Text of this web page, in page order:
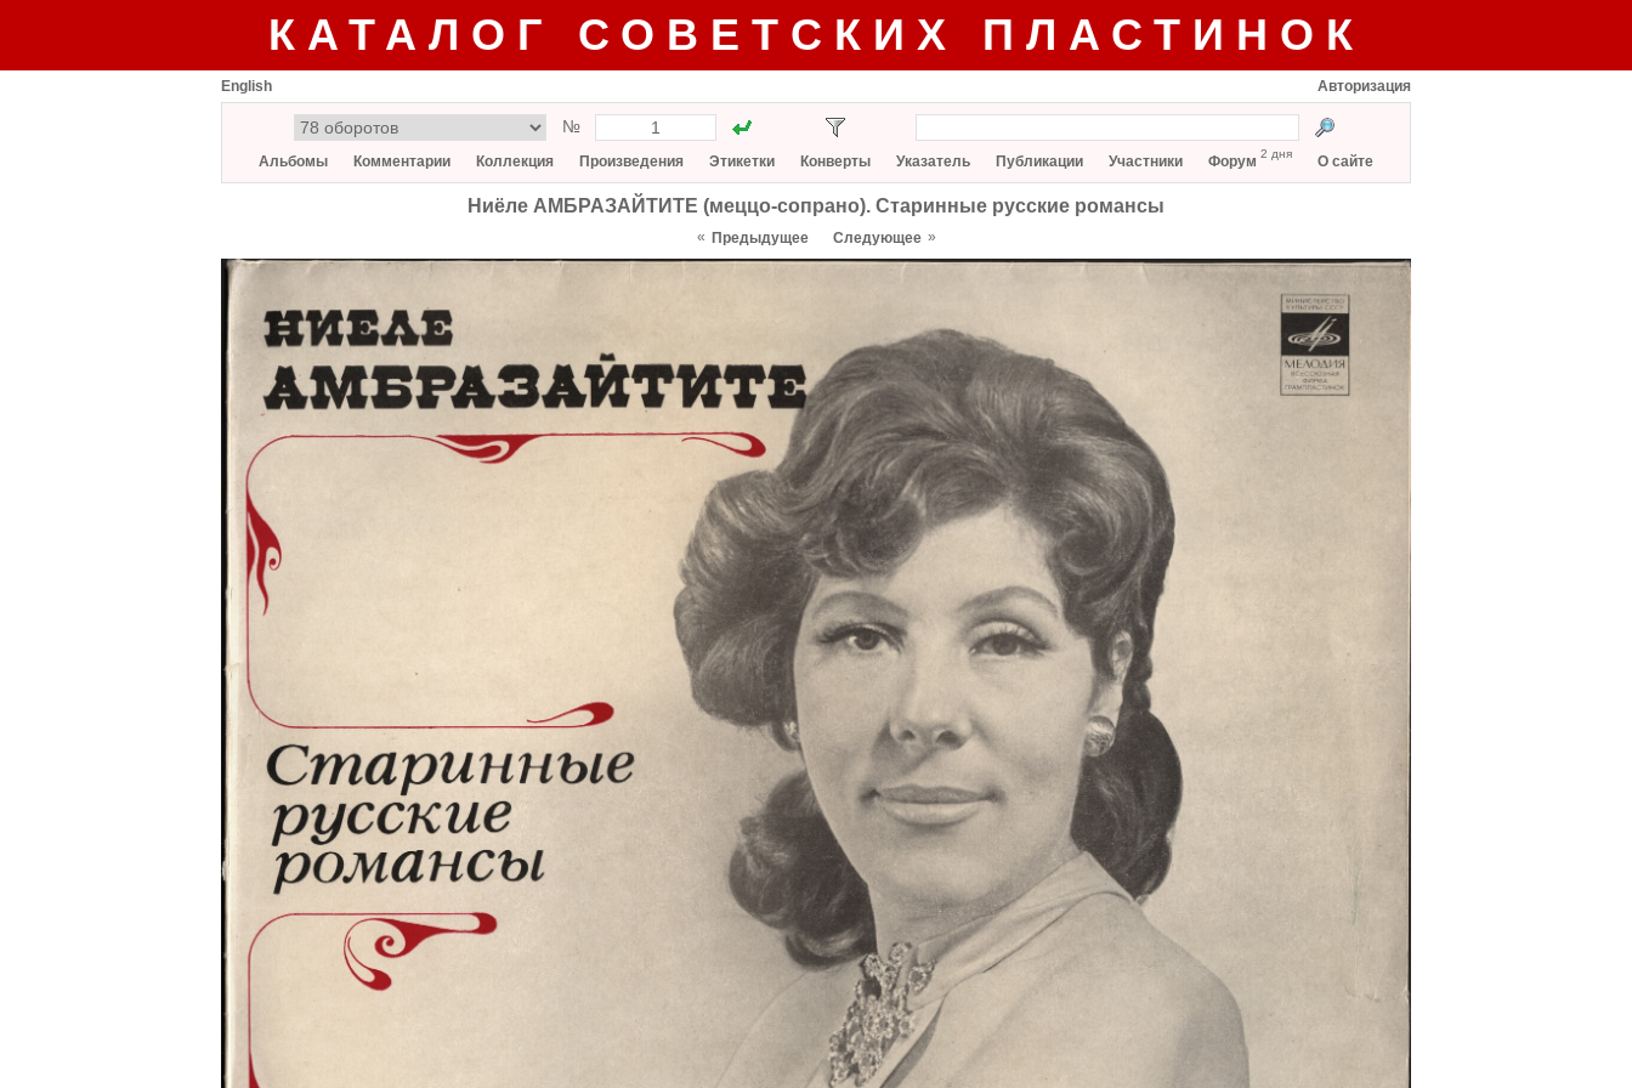
КАТАЛОГ СОВЕТСКИХ ПЛАСТИНОК
English Авторизация
№
Альбомы Комментарии Коллекция Произведения Этикетки Конверты Указатель Публикации Участники Форум 2 дня О сайте
Ниёле АМБРАЗАЙТИТЕ (меццо-сопрано). Старинные русские романсы
« Предыдущее Следующее »